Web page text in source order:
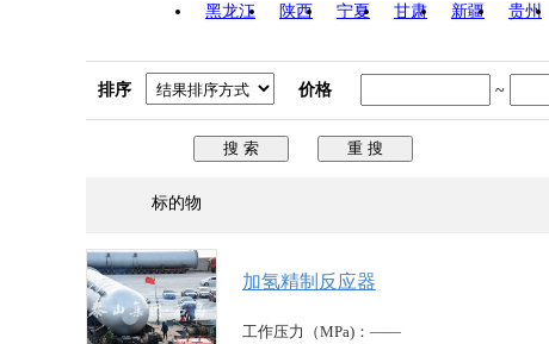
黑龙江 陕西 宁夏 甘肃 新疆 贵州
排序 价格 ~
标的物
加氢精制反应器
工作压力（MPa)：——